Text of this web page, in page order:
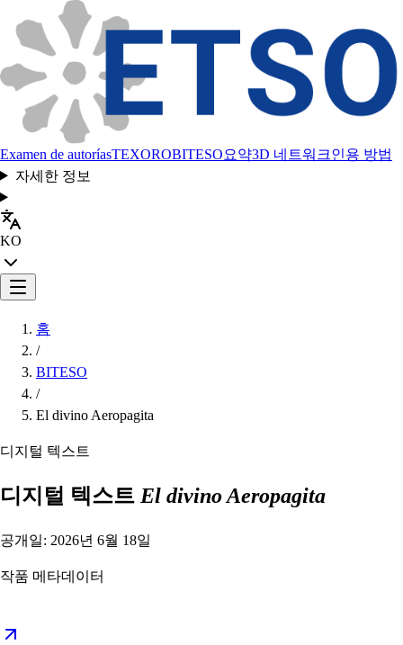
Examen de autoríasTEXOROBITESO요약3D 네트워크인용 방법
자세한 정보
KO
홈
/
BITESO
/
El divino Aeropagita
디지털 텍스트
디지털 텍스트 El divino Aeropagita
공개일: 2026년 6월 18일
작품 메타데이터